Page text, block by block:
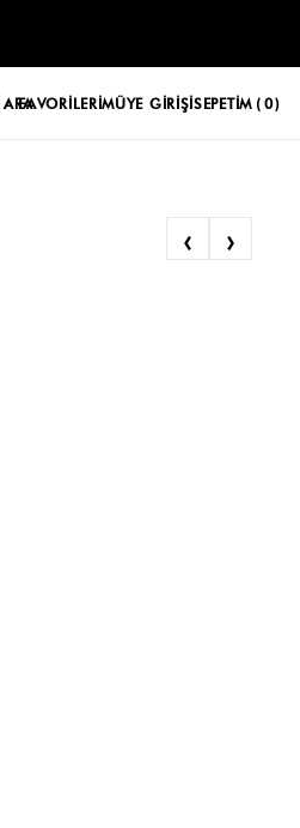
FAVORILERIMÜYE GIRIŞISEPETIM 0
‹ ›